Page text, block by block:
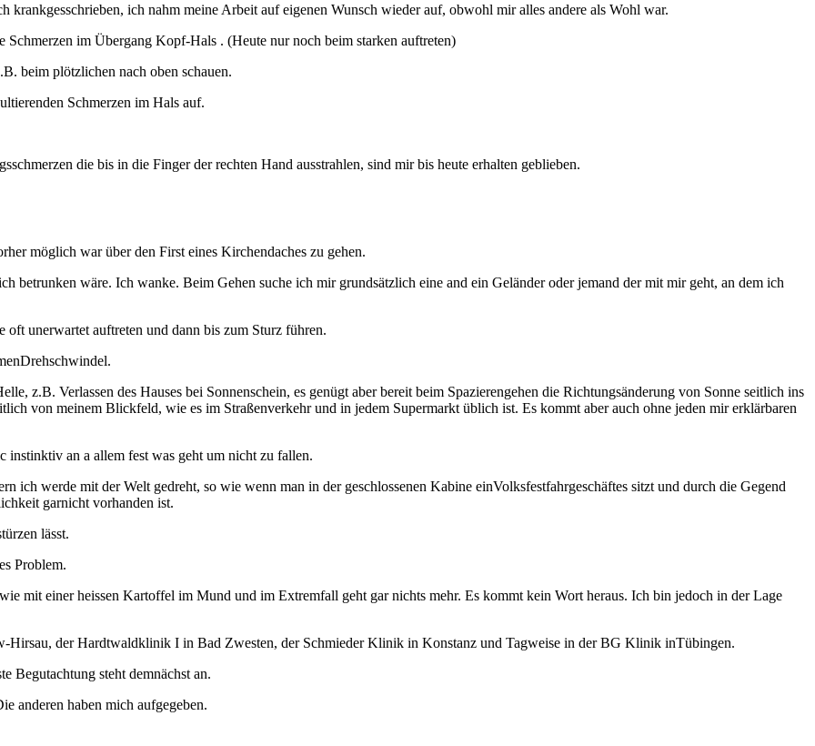
krankgesschrieben, ich nahm meine Arbeit auf eigenen Wunsch wieder auf, obwohl mir alles andere als Wohl war.
im Übergang Kopf-Hals . (Heute nur noch beim starken auftreten)
beim plötzlichen nach oben schauen.
Schmerzen im Hals auf.
die bis in die Finger der rechten Hand ausstrahlen, sind mir bis heute erhalten geblieben.
möglich war über den First eines Kirchendaches zu gehen.
betrunken wäre. Ich wanke. Beim Gehen suche ich mir grundsätzlich eine and ein Geländer oder jemand der mit mir geht, an dem ich
unerwartet auftreten und dann bis zum Sturz führen.
z.B. Verlassen des Hauses bei Sonnenschein, es genügt aber bereit beim Spazierengehen die Richtungsänderung von Sonne seitlich ins
von meinem Blickfeld, wie es im Straßenverkehr und in jedem Supermarkt üblich ist. Es kommt aber auch ohne jeden mir erklärbaren
an a allem fest was geht um nicht zu fallen.
ich werde mit der Welt gedreht, so wie wenn man in der geschlossenen Kabine einVolksfestfahrgeschäftes sitzt und durch die Gegend
garnicht vorhanden ist.
lässt.
Problem.
mit einer heissen Kartoffel im Mund und im Extremfall geht gar nichts mehr. Es kommt kein Wort heraus. Ich bin jedoch in der Lage
der Hardtwaldklinik I in Bad Zwesten, der Schmieder Klinik in Konstanz und Tagweise in der BG Klinik inTübingen.
Begutachtung steht demnächst an.
anderen haben mich aufgegeben.